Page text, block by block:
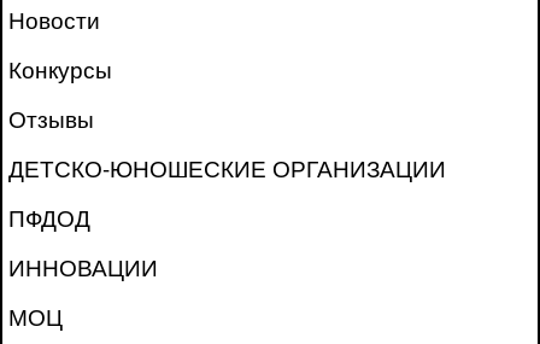
Новости
Конкурсы
Отзывы
ДЕТСКО-ЮНОШЕСКИЕ ОРГАНИЗАЦИИ
ПФДОД
ИННОВАЦИИ
МОЦ